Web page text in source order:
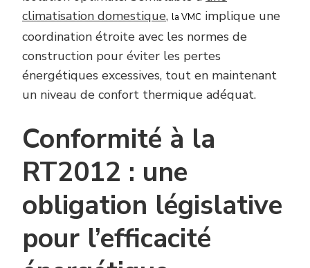
climatisation domestique, la VMC implique une
coordination étroite avec les normes de
construction pour éviter les pertes
énergétiques excessives, tout en maintenant
un niveau de confort thermique adéquat.
Conformité à la
RT2012 : une
obligation législative
pour l’efficacité